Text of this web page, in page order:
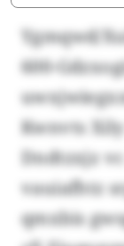
Ygmqwd/
600-
Kwnvts
Dndtzxjz
vauiafhtz
qmxbis